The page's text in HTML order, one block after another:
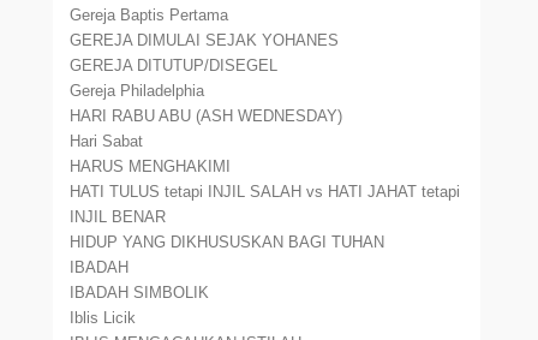
Gereja Baptis Pertama
GEREJA DIMULAI SEJAK YOHANES
GEREJA DITUTUP/DISEGEL
Gereja Philadelphia
HARI RABU ABU (ASH WEDNESDAY)
Hari Sabat
HARUS MENGHAKIMI
HATI TULUS tetapi INJIL SALAH vs HATI JAHAT tetapi
INJIL BENAR
HIDUP YANG DIKHUSUSKAN BAGI TUHAN
IBADAH
IBADAH SIMBOLIK
Iblis Licik